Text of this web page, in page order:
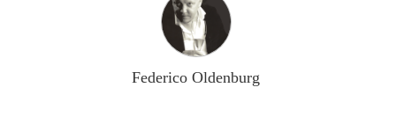
Federico Oldenburg